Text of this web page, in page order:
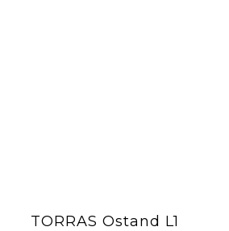
TORRAS Ostand L1